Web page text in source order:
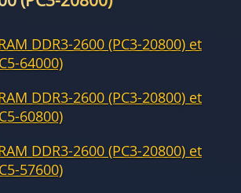
DDR3-2600 (PC3-20800) et
64000)
DDR3-2600 (PC3-20800) et
60800)
DDR3-2600 (PC3-20800) et
57600)